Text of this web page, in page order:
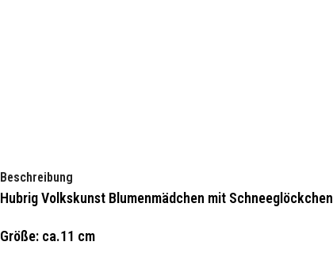
Beschreibung
Hubrig Volkskunst Blumenmädchen mit Schneeglöckchen
Größe: ca.11 cm